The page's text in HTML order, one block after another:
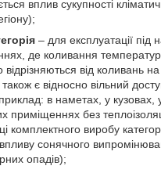
вплив сукупності
– для експлуатації під
де коливання
відрізняються від коливань
також є відносно вільний
в наметах, у кузовах,
приміщеннях без
комплектного виробу
сонячного
опадів);